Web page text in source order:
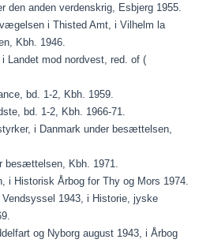
den anden verdenskrig, Esbjerg 1955.
i Thisted Amt, i Vilhelm la
Kbh. 1946.
Landet mod nordvest, red. of (
bd. 1-2, Kbh. 1959.
bd. 1-2, Kbh. 1966-71.
i Danmark under besættelsen,
besættelsen, Kbh. 1971.
Historisk Årbog for Thy og Mors 1974.
1943, i Historie, jyske
og Nyborg august 1943, i Årbog